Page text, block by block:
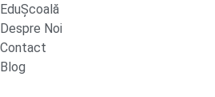
EduȘcoală
Despre Noi
Contact
Blog